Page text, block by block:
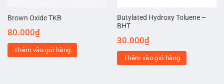
Brown Oxide TKB
80.000₫
Thêm vào giỏ hàng
Butylated Hydroxy Toluene –
BHT
30.000₫
Thêm vào giỏ hàng